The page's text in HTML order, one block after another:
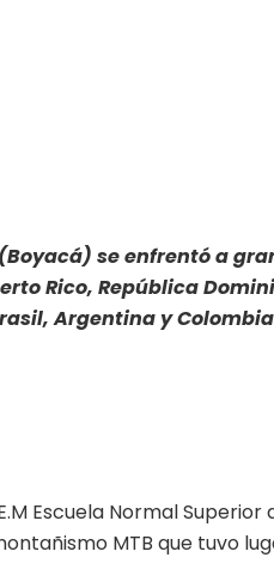
se enfrentó a
Rico, República
Argentina y
Escuela Normal Superior
MTB que tuvo